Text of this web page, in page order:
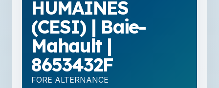
HUMAINES
(CESI) | Baie-
Mahault |
8653432F
FORE ALTERNANCE